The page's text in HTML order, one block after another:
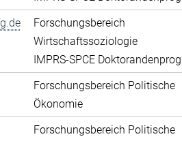
Forschungsbereich
Wirtschaftssoziologie
IMPRS-SPCE
Forschungsbereich Politische
Ökonomie
Forschungsbereich Politische